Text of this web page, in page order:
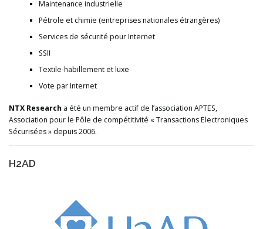
Maintenance industrielle
Pétrole et chimie (entreprises nationales étrangères)
Services de sécurité pour Internet
SSII
Textile-habillement et luxe
Vote par Internet
NTX Research a été un membre actif de l’association APTES,
Association pour le Pôle de compétitivité « Transactions Electroniques
Sécurisées » depuis 2006.
H2AD